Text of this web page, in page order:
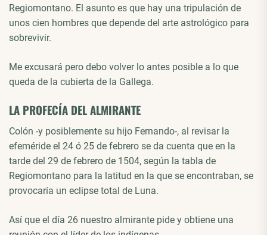
Regiomontano. El asunto es que hay una tripulación de
unos cien hombres que depende del arte astrológico para
sobrevivir.
Me excusará pero debo volver lo antes posible a lo que
queda de la cubierta de la Gallega.
LA PROFECÍA DEL ALMIRANTE
Colón -y posiblemente su hijo Fernando-, al revisar la
efeméride el 24 ó 25 de febrero se da cuenta que en la
tarde del 29 de febrero de 1504, según la tabla de
Regiomontano para la latitud en la que se encontraban, se
provocaría un eclipse total de Luna.
Así que el día 26 nuestro almirante pide y obtiene una